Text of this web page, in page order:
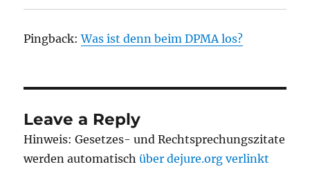
Pingback:Was ist denn beim DPMA los?
Leave a Reply
Hinweis: Gesetzes- und Rechtsprechungszitate
werden automatischüber dejure.org verlinkt